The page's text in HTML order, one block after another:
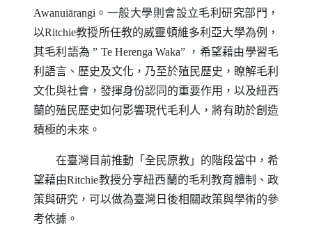
Awanuiārangi 。一般大學則會設立毛利研究部門，
以Ritchie教授所任教的威靈頓維多利亞大學為例，
其毛利語為 ” Te Herenga Waka” ，希望藉由學習毛
利語言、歷史及文化，乃至於殖民歷史，瞭解毛利
文化與社會，發揮身份認同的重要作用，以及紐西
蘭的殖民歷史如何影響現代毛利人，將有助於創造
積極的未來。
在臺灣目前推動「全民原教」的階段當中，希
望藉由Ritchie教授分享紐西蘭的毛利教育體制、政
策與研究，可以做為臺灣日後相關政策與學術的參
考依據。